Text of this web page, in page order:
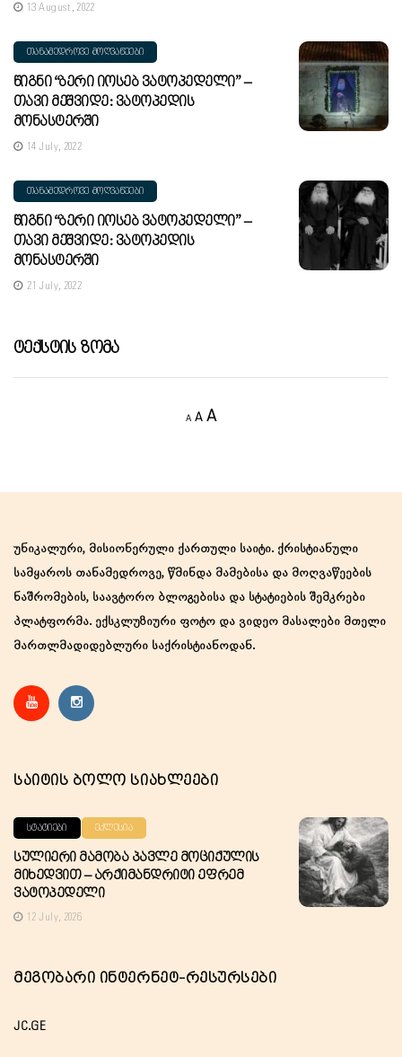
13 August, 2022
ᲗᲐᲜᲐᲛᲔᲓᲠᲝᲕᲔ ᲛᲝᲦᲕᲐᲬᲔᲔᲑᲘ
Წიგნი “ბერი Იოსებ Ვატოპედელი” –
Თავი Მეშვიდე: Ვატოპედის
Მონასტერში
14 July, 2022
ᲗᲐᲜᲐᲛᲔᲓᲠᲝᲕᲔ ᲛᲝᲦᲕᲐᲬᲔᲔᲑᲘ
Წიგნი “ბერი Იოსებ Ვატოპედელი” –
Თავი Მეშვიდე: Ვატოპედის
Მონასტერში
21 July, 2022
Ტექსტის Ზომა
A
Decrease
A Reset
AIncrease
უნიკალური, მისიონერული ქართული საიტი. ქრისტიანული
სამყაროს თანამედროვე, წმინდა მამებისა და მოღვაწეების
ნაშრომების, საავტორო ბლოგებისა და სტატიების შემკრები
პლატფორმა. ექსკლუზიური ფოტო და ვიდეო მასალები მთელი
მართლმადიდებლური საქრისტიანოდან.
Საიტის Ბოლო Სიახლეები
ᲡᲢᲐᲢᲘᲔᲑᲘ ᲔᲙᲚᲔᲡᲘᲐ
Სულიერი Მამობა Პავლე Მოციქულის
Მიხედვით – Არქიმანდრიტი Ეფრემ
Ვატოპედელი
12 July, 2026
Მეგობარი Ინტერნეტ-Რესურსები
JC.GE